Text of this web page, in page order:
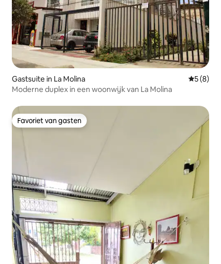
Gastsuite in La Molina
5 (8)
Moderne duplex in een woonwijk van La Molina
Favoriet van gasten
Favoriet van gasten